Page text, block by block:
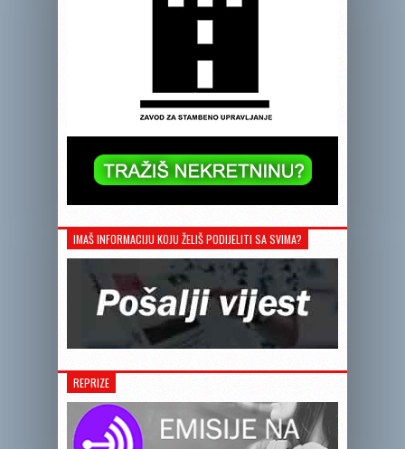
IMAŠ INFORMACIJU KOJU ŽELIŠ PODIJELITI SA SVIMA?
REPRIZE